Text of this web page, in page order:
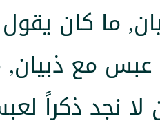
ما كان يقول
مع ذبيان,
نجد ذكراً